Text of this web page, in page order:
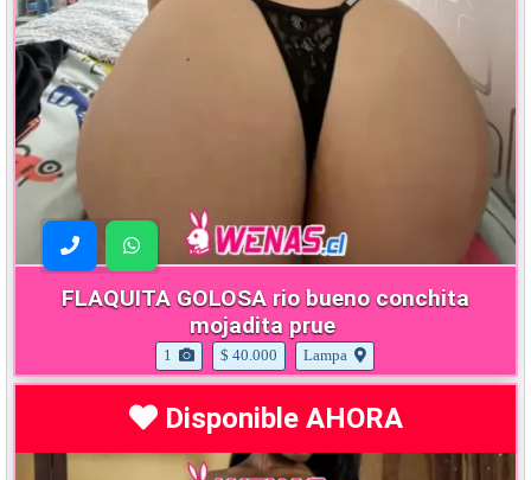
FLAQUITA GOLOSA rio bueno conchita
mojadita prue
1 $ 40.000 Lampa
Disponible AHORA